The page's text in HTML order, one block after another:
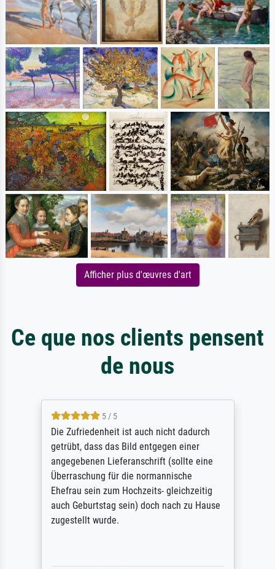
Afficher plus d'œuvres d'art
Ce que nos clients pensent
de nous
5 / 5
Die Zufriedenheit ist auch nicht dadurch
getrübt, dass das Bild entgegen einer
angegebenen Lieferanschrift (sollte eine
Überraschung für die normannische
Ehefrau sein zum Hochzeits- gleichzeitig
auch Geburtstag sein) doch nach zu Hause
zugestellt wurde.